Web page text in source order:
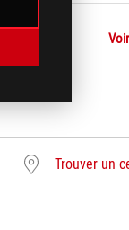
Trouver un